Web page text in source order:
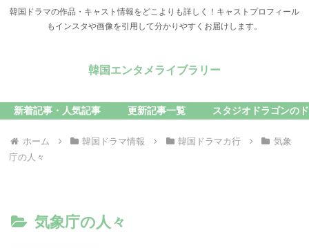
韓国ドラマの作品・キャスト情報をどこよりも詳しく！キャストプロフィール
もインスタや画像を引用して分かりやすくお届けします。
韓国エンタメライブラリー
新着記事・人気記事 更新記事一覧 スタジオドラゴンの
ホーム 韓国ドラマ情報 韓国ドラマカ行
気象
庁の人々
気象庁の人々